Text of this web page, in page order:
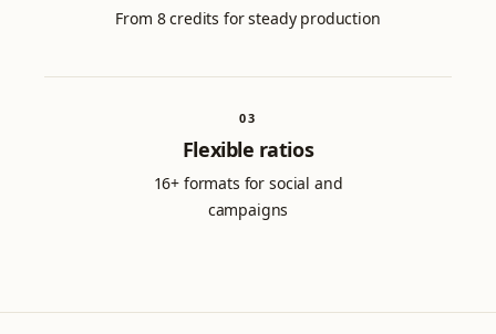
From 8 credits for steady production
03
Flexible ratios
16+ formats for social and
campaigns